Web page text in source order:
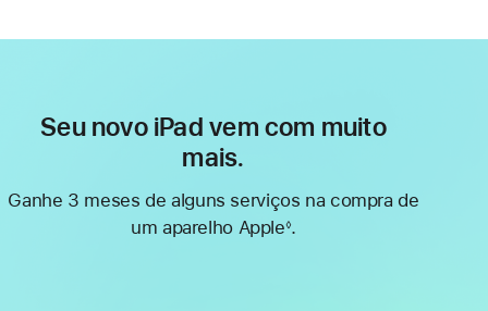
Seu novo iPad vem com muito
mais.
Ganhe 3 meses de alguns serviços na compra de
um aparelho Apple◊.